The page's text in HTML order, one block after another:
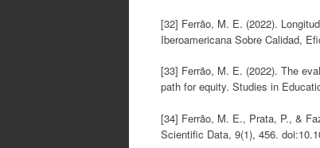
[32] Ferrão, M. E. (2022).
Iberoamericana Sobre Calidad,
[33] Ferrão, M. E. (2022). The
path for equity. Studies in
[34] Ferrão, M. E., Prata, P., &
Scientific Data, 9(1), 456.